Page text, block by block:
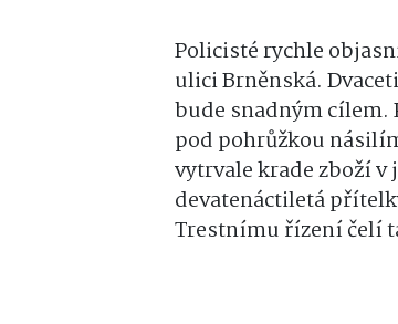
Policisté rychle
ulici Brněnská.
bude snadným cílem.
pod pohrůžkou
vytrvale krade zboží
devatenáctiletá
Trestnímu řízení čelí